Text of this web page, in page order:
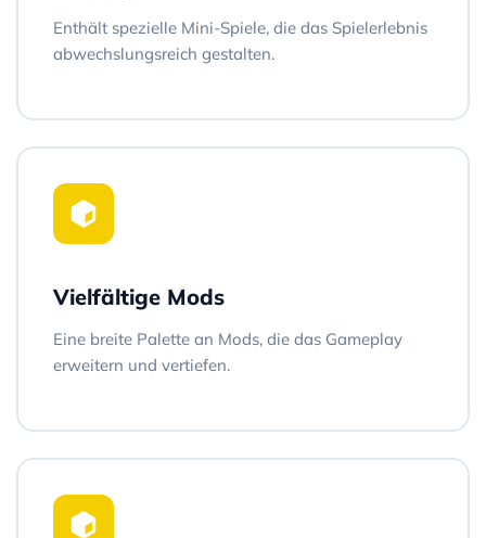
Enthält spezielle Mini-Spiele, die das Spielerlebnis
abwechslungsreich gestalten.
Vielfältige Mods
Eine breite Palette an Mods, die das Gameplay
erweitern und vertiefen.